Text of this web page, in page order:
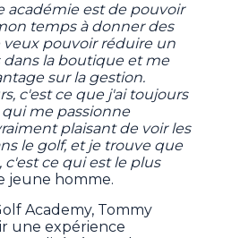
académie est de pouvoir
temps à donner des
veux pouvoir réduire un
la boutique et me
sur la gestion.
c'est ce que j'ai toujours
me passionne
plaisant de voir les
le golf, et je trouve que
c'est ce qui est le plus
jeune homme.
Academy, Tommy
une expérience